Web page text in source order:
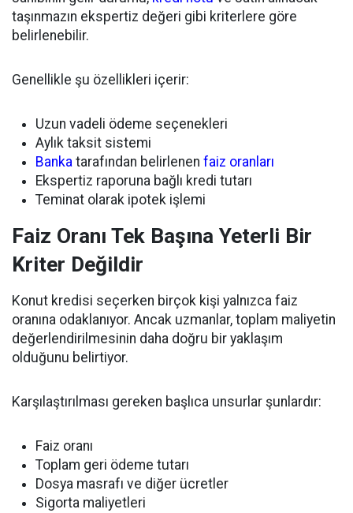
taşınmazın ekspertiz değeri gibi kriterlere göre
belirlenebilir.
Genellikle şu özellikleri içerir:
Uzun vadeli ödeme seçenekleri
Aylık taksit sistemi
Banka tarafından belirlenen faiz oranları
Ekspertiz raporuna bağlı kredi tutarı
Teminat olarak ipotek işlemi
Faiz Oranı Tek Başına Yeterli Bir
Kriter Değildir
Konut kredisi seçerken birçok kişi yalnızca faiz
oranına odaklanıyor. Ancak uzmanlar, toplam maliyetin
değerlendirilmesinin daha doğru bir yaklaşım
olduğunu belirtiyor.
Karşılaştırılması gereken başlıca unsurlar şunlardır:
Faiz oranı
Toplam geri ödeme tutarı
Dosya masrafı ve diğer ücretler
Sigorta maliyetleri